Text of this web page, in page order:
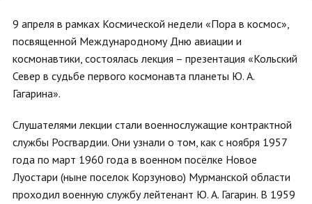
9 апреля в рамках Космической недели «Пора в космос»,
посвященной Международному Дню авиации и
космонавтики, состоялась лекция – презентация «Кольский
Север в судьбе первого космонавта планеты Ю. А.
Гагарина».
Слушателями лекции стали военнослужащие контрактной
службы Росгвардии. Они узнали о том, как с ноября 1957
года по март 1960 года в военном посёлке Новое
Луостари (ныне поселок Корзуново) Мурманской области
проходил военную службу лейтенант Ю. А. Гагарин. В 1959